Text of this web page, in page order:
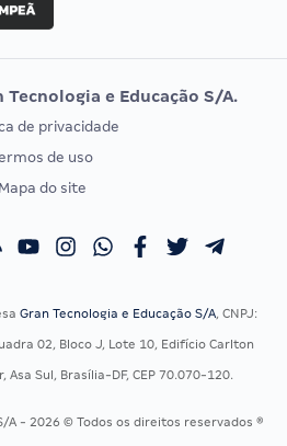
Vunesp
EXAME DE ORDEM
Calendário OAB
Tecnologia e Educação S/A.
de privacidade
de uso
Mapa do site
Gran Tecnologia e Educação S/A, CNPJ:
02, Bloco J, Lote 10, Edifício Carlton
Asa Sul, Brasília-DF, CEP 70.070-120.
A - 2026 © Todos os direitos reservados ®